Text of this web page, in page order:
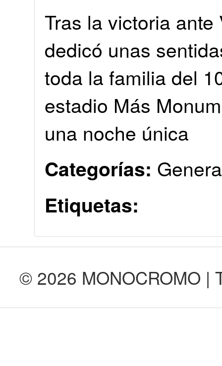
Tras la victoria
dedicó unas
toda la familia del
estadio Más
una noche única
Categorías:
Etiquetas:
© 2026 MONOCROMO |